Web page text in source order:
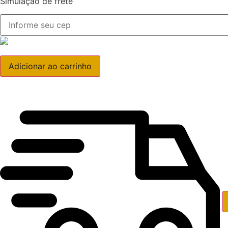
Adicionar ao carrinho